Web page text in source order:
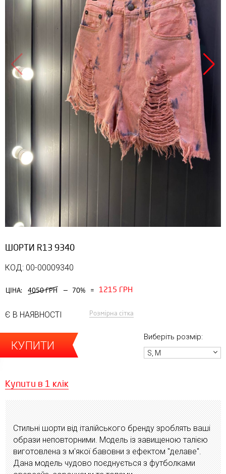
ШОРТИ R13 9340
КОД: 00-00009340
ЦІНА: 4050 ГРН — 70% = 1215 ГРН
Є В НАЯВНОСТІ Розмірна сітка
КУПИТИ
Виберіть розмір:
S, M
Купити в 1 клік
Стильні шорти від італійського бренду зроблять ваші
образи неповторними. Модель із завищеною талією
виготовлена з м'якої бавовни з ефектом "делаве".
Дана модель чудово поєднується з футболками